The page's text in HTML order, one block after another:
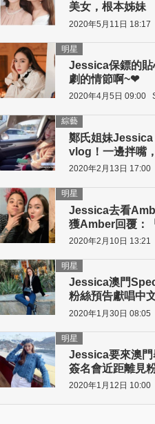
美女，根本姊妹
2020年5月11日 18:17
Jessica保鏢的貼
劇的情節啊~❤
明星
2020年4月5日 09:00
鄭氏姐妹
vlog！一邊拌嘴
綜藝
2020年2月13日 17:00
Jessica去看
獲Amber回覆：
明星
2020年2月10日 13:21
Jessica澳門
粉絲預告獻唱中
明星
2020年1月30日 08:05
Jessica要來澳門
簽名會近距離見
明星
2020年1月12日 10:00